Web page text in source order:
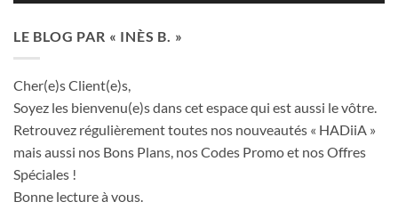
LE BLOG PAR « INÈS B. »
Cher(e)s Client(e)s,
Soyez les bienvenu(e)s dans cet espace qui est aussi le vôtre.
Retrouvez régulièrement toutes nos nouveautés « HADiiA »
mais aussi nos Bons Plans, nos Codes Promo et nos Offres
Spéciales !
Bonne lecture à vous.